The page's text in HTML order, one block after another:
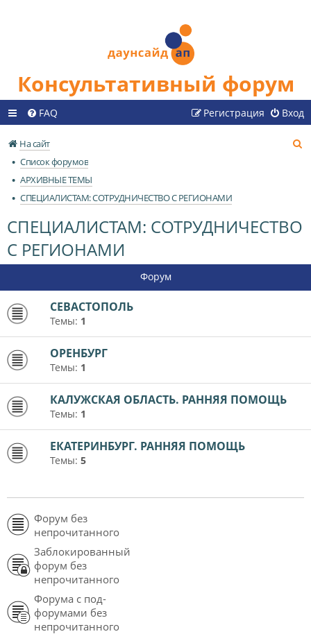
Консультативный форум
FAQ Вход
Регистрация
На сайт
Список форумов
АРХИВНЫЕ ТЕМЫ
СПЕЦИАЛИСТАМ: СОТРУДНИЧЕСТВО С РЕГИОНАМИ
СПЕЦИАЛИСТАМ: СОТРУДНИЧЕСТВО
С РЕГИОНАМИ
Форум
СЕВАСТОПОЛЬ
Темы: 1
ОРЕНБУРГ
Темы: 1
КАЛУЖСКАЯ ОБЛАСТЬ. РАННЯЯ ПОМОЩЬ
Темы: 1
ЕКАТЕРИНБУРГ. РАННЯЯ ПОМОЩЬ
Темы: 5
Форум без
непрочитанного
Заблокированный
форум без
непрочитанного
Форума с под-
форумами без
непрочитанного